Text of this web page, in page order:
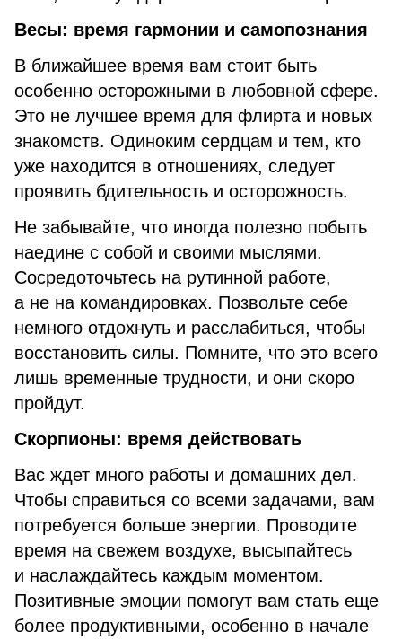
Весы: время гармонии и самопознания
В ближайшее время вам стоит быть
особенно осторожными в любовной сфере.
Это не лучшее время для флирта и новых
знакомств. Одиноким сердцам и тем, кто
уже находится в отношениях, следует
проявить бдительность и осторожность.
Не забывайте, что иногда полезно побыть
наедине с собой и своими мыслями.
Сосредоточьтесь на рутинной работе,
а не на командировках. Позвольте себе
немного отдохнуть и расслабиться, чтобы
восстановить силы. Помните, что это всего
лишь временные трудности, и они скоро
пройдут.
Скорпионы: время действовать
Вас ждет много работы и домашних дел.
Чтобы справиться со всеми задачами, вам
потребуется больше энергии. Проводите
время на свежем воздухе, высыпайтесь
и наслаждайтесь каждым моментом.
Позитивные эмоции помогут вам стать еще
более продуктивными, особенно в начале